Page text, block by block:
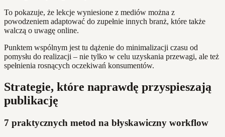
To pokazuje, że lekcje wyniesione z mediów można z
powodzeniem adaptować do zupełnie innych branż, które także
walczą o uwagę online.
Punktem wspólnym jest tu dążenie do minimalizacji czasu od
pomysłu do realizacji – nie tylko w celu uzyskania przewagi, ale też
spełnienia rosnących oczekiwań konsumentów.
Strategie, które naprawdę przyspieszają
publikację
7 praktycznych metod na błyskawiczny workflow